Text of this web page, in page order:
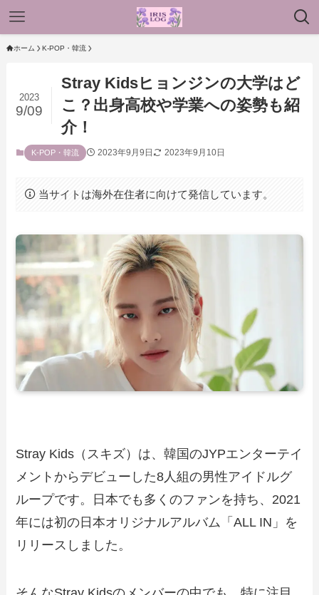
ホーム K-POP・韓流
Stray Kidsヒョンジンの大学はど
こ？出身高校や学業への姿勢も紹
介！
2023
9/09
K-POP・韓流 2023年9月9日 2023年9月10日
当サイトは海外在住者に向けて発信しています。
Stray Kids（スキズ）は、韓国のJYPエンターテイ
メントからデビューした8人組の男性アイドルグ
ループです。日本でも多くのファンを持ち、2021
年には初の日本オリジナルアルバム「ALL IN」を
リリースしました。